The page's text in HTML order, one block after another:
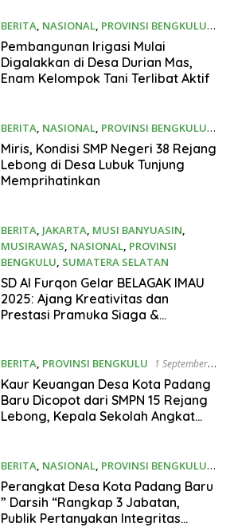
BERITA, NASIONAL, PROVINSI BENGKULU
29 September 2025
Pembangunan Irigasi Mulai
Digalakkan di Desa Durian Mas,
Enam Kelompok Tani Terlibat Aktif
BERITA, NASIONAL, PROVINSI BENGKULU
24 September 2025
Miris, Kondisi SMP Negeri 38 Rejang
Lebong di Desa Lubuk Tunjung
Memprihatinkan
BERITA, JAKARTA, MUSI BANYUASIN,
MUSIRAWAS, NASIONAL, PROVINSI
BENGKULU, SUMATERA SELATAN
10 September 2025
SD Al Furqon Gelar BELAGAK IMAU
2025: Ajang Kreativitas dan
Prestasi Pramuka Siaga &
BERITA, PROVINSI BENGKULU
1 September
2025
Kaur Keuangan Desa Kota Padang
Baru Dicopot dari SMPN 15 Rejang
Lebong, Kepala Sekolah Angkat
BERITA, NASIONAL, PROVINSI BENGKULU
29 Agustus 2025
Perangkat Desa Kota Padang Baru
” Darsih “Rangkap 3 Jabatan,
Publik Pertanyakan Integritas